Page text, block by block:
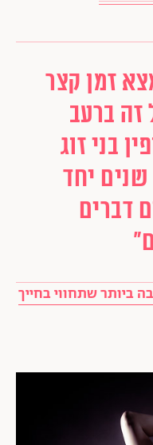
זמן קצר
זה ברעב
בני זוג
יחד
דברים
ביותר שתחווי בחייך